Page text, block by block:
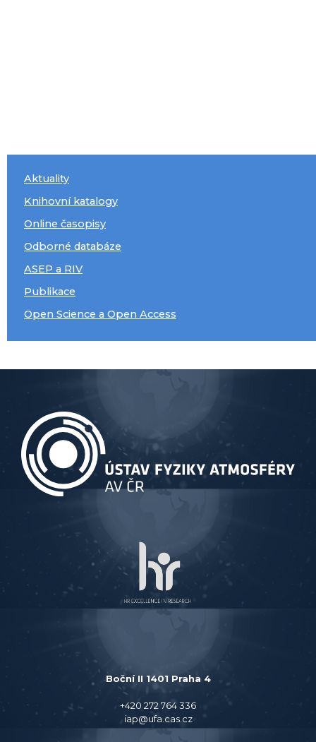
Aktuality
Knihovní katalogy
Online časopisy
Odborné databáze
ASEP a RIV
Publikace
Open Science a Open Access
Boční II 1401 Praha 4
+420 272 764 336
iap@ufa.cas.cz